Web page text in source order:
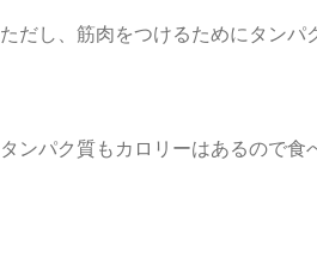
ただし、筋肉をつけるためにタンパ
タンパク質もカロリーはあるので食